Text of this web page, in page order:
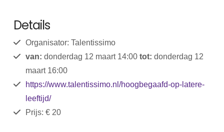
Details
Organisator: Talentissimo
van: donderdag 12 maart 14:00 tot: donderdag 12
maart 16:00
https://www.talentissimo.nl/hoogbegaafd-op-latere-
leeftijd/
Prijs: € 20